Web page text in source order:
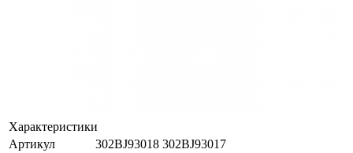
Характеристики
Артикул
302BJ93018 302BJ93017